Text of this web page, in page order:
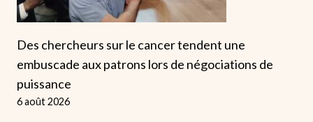
Des chercheurs sur le cancer tendent une
embuscade aux patrons lors de négociations de
puissance
6 août 2026